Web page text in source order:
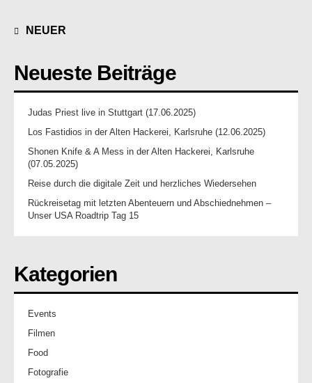
NEUER
Neueste Beiträge
Judas Priest live in Stuttgart (17.06.2025)
Los Fastidios in der Alten Hackerei, Karlsruhe (12.06.2025)
Shonen Knife & A Mess in der Alten Hackerei, Karlsruhe
(07.05.2025)
Reise durch die digitale Zeit und herzliches Wiedersehen
Rückreisetag mit letzten Abenteuern und Abschiednehmen –
Unser USA Roadtrip Tag 15
Kategorien
Events
Filmen
Food
Fotografie